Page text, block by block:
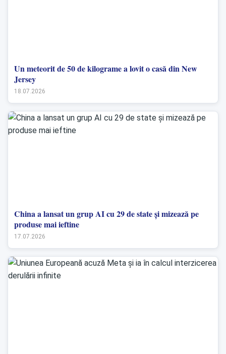
Un meteorit de 50 de kilograme a lovit o casă din New
Jersey
18.07.2026
China a lansat un grup AI cu 29 de state și mizează pe
produse mai ieftine
17.07.2026